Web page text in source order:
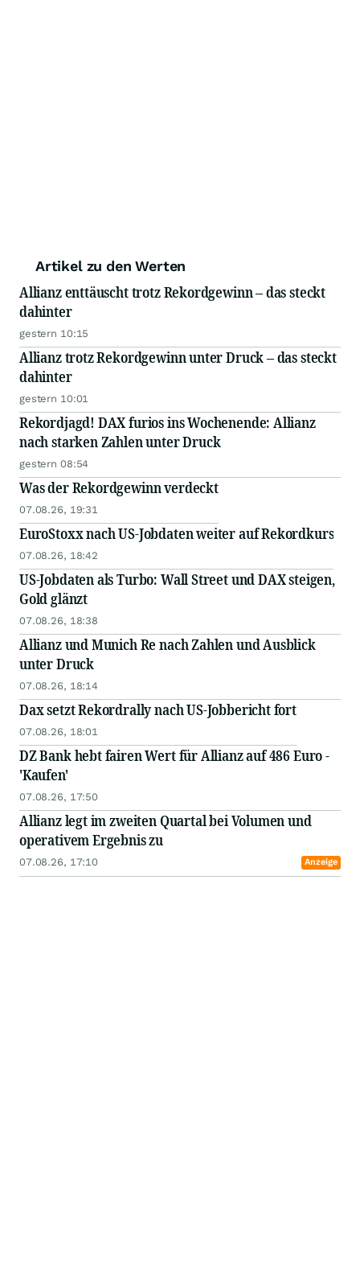
Artikel zu den Werten
Allianz enttäuscht trotz Rekordgewinn – das steckt
dahinter
gestern 10:15
Allianz trotz Rekordgewinn unter Druck – das steckt
dahinter
gestern 10:01
Rekordjagd! DAX furios ins Wochenende: Allianz
nach starken Zahlen unter Druck
gestern 08:54
Was der Rekordgewinn verdeckt
07.08.26, 19:31
EuroStoxx nach US-Jobdaten weiter auf Rekordkurs
07.08.26, 18:42
US-Jobdaten als Turbo: Wall Street und DAX steigen,
Gold glänzt
07.08.26, 18:38
Allianz und Munich Re nach Zahlen und Ausblick
unter Druck
07.08.26, 18:14
Dax setzt Rekordrally nach US-Jobbericht fort
07.08.26, 18:01
DZ Bank hebt fairen Wert für Allianz auf 486 Euro -
'Kaufen'
07.08.26, 17:50
Allianz legt im zweiten Quartal bei Volumen und
operativem Ergebnis zu
07.08.26, 17:10 Anzeige